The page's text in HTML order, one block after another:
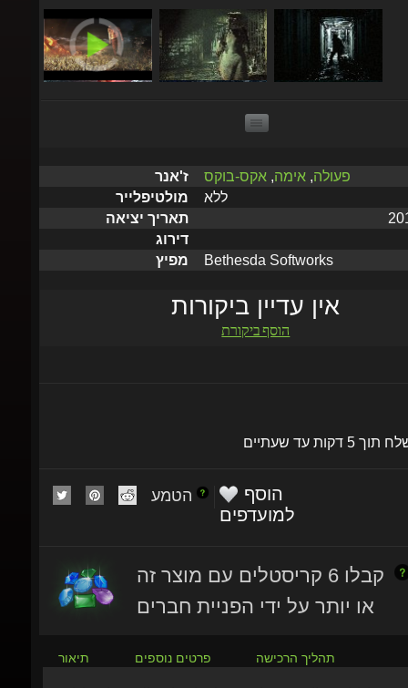
מולטיפלייר
ללא
תאריך יציאה
דירוג
מפיץ
הוסף ביקורת
למועדפים
או יותר על ידי הפניית חברים
This bundle includes The Evil Within